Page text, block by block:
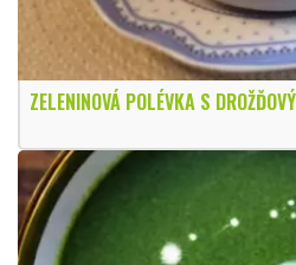
ZELENINOVÁ POLÉVKA S